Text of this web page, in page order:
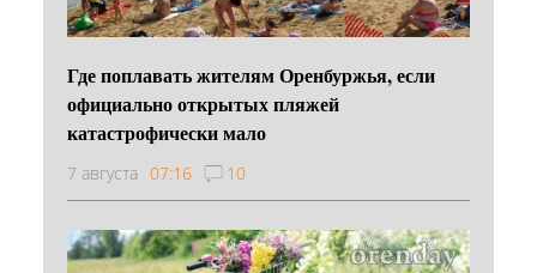
Где поплавать жителям Оренбуржья, если
официально открытых пляжей
катастрофически мало
7 августа 07:16 10